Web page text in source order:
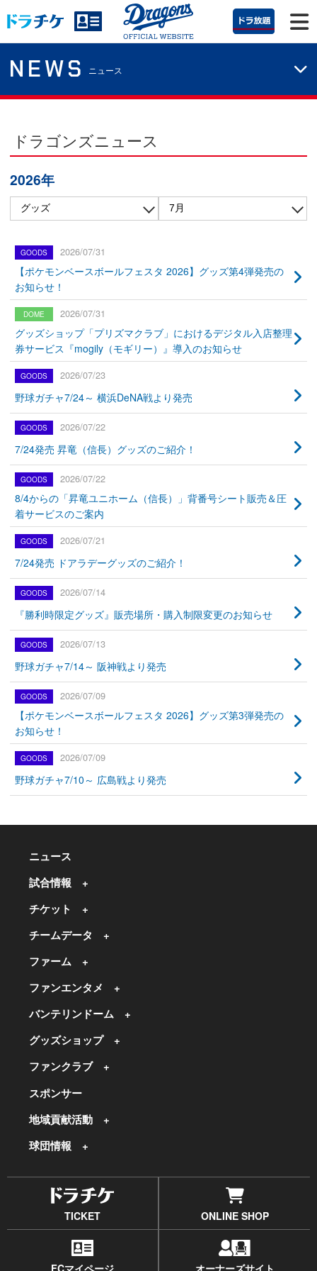
NEWS ニュース
ドラゴンズニュース
2026年
2026/07/31
【ポケモンベースボールフェスタ 2026】グッズ第4弾発売の
お知らせ！
2026/07/31
グッズショップ「プリズマクラブ」におけるデジタル入店整理
券サービス『mogily（モギリー）』導入のお知らせ
2026/07/23
野球ガチャ7/24～ 横浜DeNA戦より発売
2026/07/22
7/24発売 昇竜（信長）グッズのご紹介！
2026/07/22
8/4からの「昇竜ユニホーム（信長）」背番号シート販売＆圧
着サービスのご案内
2026/07/21
7/24発売 ドアラデーグッズのご紹介！
2026/07/14
『勝利時限定グッズ』販売場所・購入制限変更のお知らせ
2026/07/13
野球ガチャ7/14～ 阪神戦より発売
2026/07/09
【ポケモンベースボールフェスタ 2026】グッズ第3弾発売の
お知らせ！
2026/07/09
野球ガチャ7/10～ 広島戦より発売
ニュース
試合情報
チケット
チームデータ
ファーム
ファンエンタメ
バンテリンドーム
グッズショップ
ファンクラブ
スポンサー
地域貢献活動
球団情報
TICKET ONLINE SHOP
FCマイページ オーナーズサイト